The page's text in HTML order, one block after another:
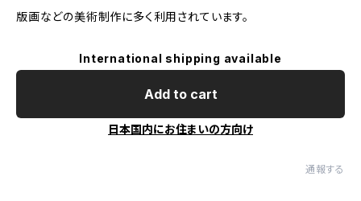
版画などの美術制作に多く利用されています。
International shipping available
Add to cart
日本国内にお住まいの方向け
通報する